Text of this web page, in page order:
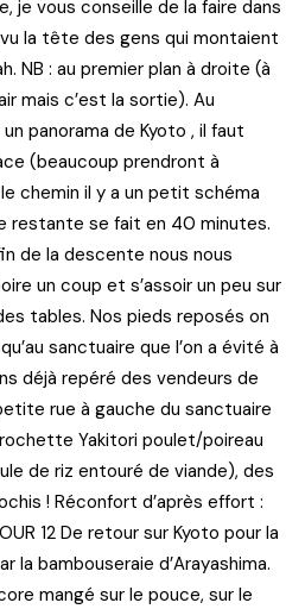
je vous conseille de la faire dans
la tête des gens qui montaient
NB : au premier plan à droite (à
mais c’est la sortie). Au
panorama de Kyoto , il faut
(beaucoup prendront à
chemin il y a un petit schéma
restante se fait en 40 minutes.
de la descente nous nous
un coup et s’assoir un peu sur
tables. Nos pieds reposés on
sanctuaire que l’on a évité à
déjà repéré des vendeurs de
rue à gauche du sanctuaire
Yakitori poulet/poireau
de riz entouré de viande), des
! Réconfort d’après effort :
12 De retour sur Kyoto pour la
la bambouseraie d’Arayashima.
mangé sur le pouce, sur le